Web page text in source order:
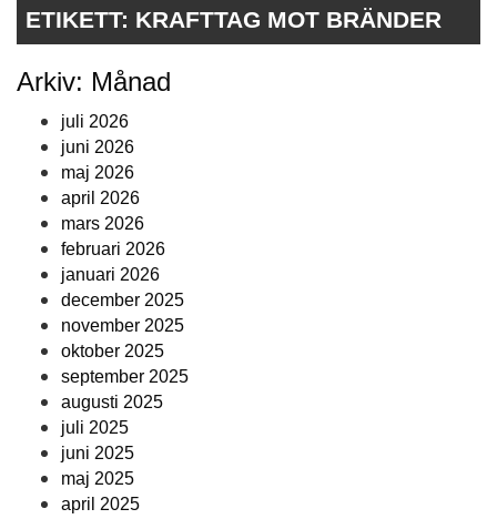
ETIKETT: KRAFTTAG MOT BRÄNDER
Arkiv: Månad
juli 2026
juni 2026
maj 2026
april 2026
mars 2026
februari 2026
januari 2026
december 2025
november 2025
oktober 2025
september 2025
augusti 2025
juli 2025
juni 2025
maj 2025
april 2025